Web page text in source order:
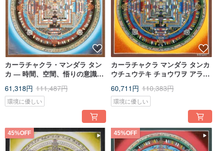
カーラチャクラ・マンダラ タン
カ ― 時間、空間、悟りの意識を
61,318円 111,487円
環境に優しい
カーラチャクラ マンダラ タンカ
ウチュウテキ チョウワヲ アラワ
60,711円 110,383円
環境に優しい
45%OFF 45%OFF